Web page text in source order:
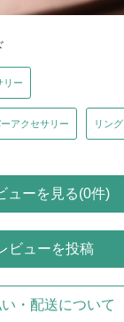
リー
アクセサリー リング
ューを見る(0件)
ビューを投稿
・配送について